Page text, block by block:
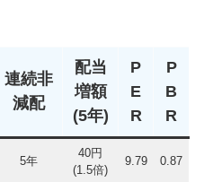
連続非
減配
配当
増額
(5年)
P
E
R
P
B
R
5年
40円
(1.5倍)
9.79 0.87